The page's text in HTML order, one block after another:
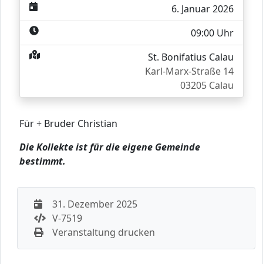
6. Januar 2026
09:00 Uhr
St. Bonifatius Calau
Karl-Marx-Straße 14
03205 Calau
Für + Bruder Christian
Die Kollekte ist für die eigene Gemeinde
bestimmt.
31. Dezember 2025
V-7519
Veranstaltung drucken